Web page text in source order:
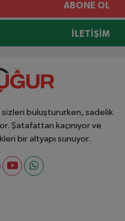
ABONE OL
İLETIŞIM
buluştururken, sadelik
Şatafattan kaçınıyor ve
bir altyapı sunuyor.